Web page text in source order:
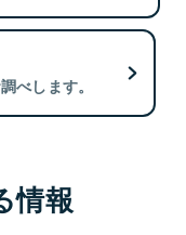
べします。
情報